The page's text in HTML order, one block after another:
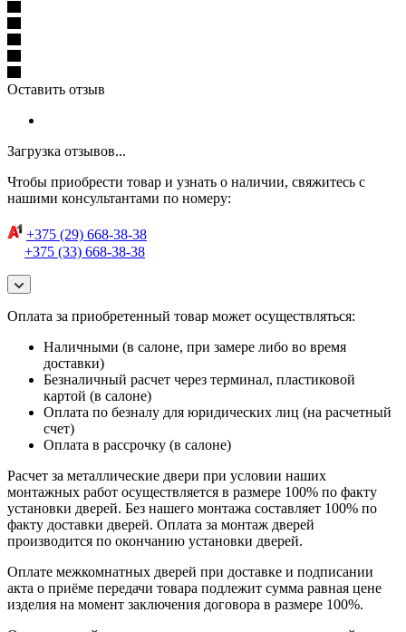
Оставить отзыв
Загрузка отзывов...
Чтобы приобрести товар и узнать о наличии, свяжитесь с
нашими консультантами по номеру:
+375 (29) 668-38-38
+375 (33) 668-38-38
Оплата за приобретенный товар может осуществляться:
Наличными (в салоне, при замере либо во время
доставки)
Безналичный расчет через терминал, пластиковой
картой (в салоне)
Оплата по безналу для юридических лиц (на расчетный
счет)
Оплата в рассрочку (в салоне)
Расчет за металлические двери при условии наших
монтажных работ осуществляется в размере 100% по факту
установки дверей. Без нашего монтажа составляет 100% по
факту доставки дверей. Оплата за монтаж дверей
производится по окончанию установки дверей.
Оплате межкомнатных дверей при доставке и подписании
акта о приёме передачи товара подлежит сумма равная цене
изделия на момент заключения договора в размере 100%.